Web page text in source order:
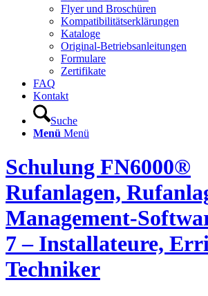
Flyer und Broschüren
Kompatibilitätserklärungen
Kataloge
Original-Betriebsanleitungen
Formulare
Zertifikate
FAQ
Kontakt
Suche
Menü Menü
Schulung FN6000®
Rufanlagen,
Management-
7 – Installateure,
Techniker